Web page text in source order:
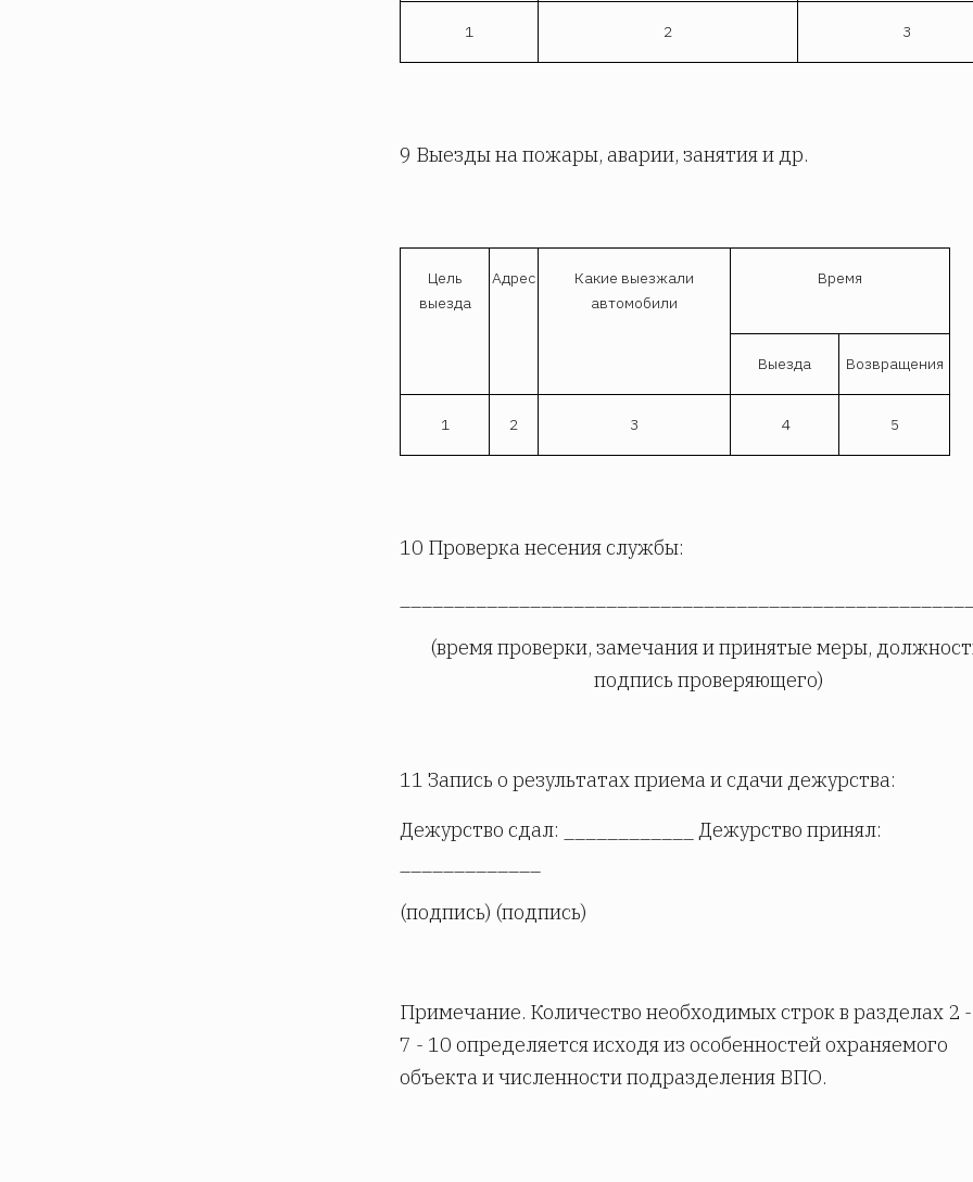
1 2 3
9 Выезды на пожары, аварии, занятия и др.
Цель
выезда
Адрес
Какие выезжали
автомобили
Время
Выезда Возвращения
1 2 3 4 5
10 Проверка несения службы:
(время проверки, замечания и принятые меры,
подпись проверяющего)
11 Запись о результатах приема и сдачи дежурства:
Дежурство сдал: ____________ Дежурство принял:
(подпись) (подпись)
Примечание. Количество необходимых строк в разделах 2
7 - 10 определяется исходя из особенностей охраняемого
объекта и численности подразделения ВПО.